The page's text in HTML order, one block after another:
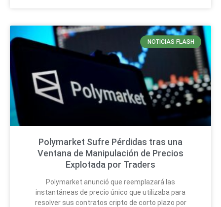
NOTICIAS FLASH
Polymarket Sufre Pérdidas tras una
Ventana de Manipulación de Precios
Explotada por Traders
Polymarket anunció que reemplazará las
instantáneas de precio único que utilizaba para
resolver sus contratos cripto de corto plazo por